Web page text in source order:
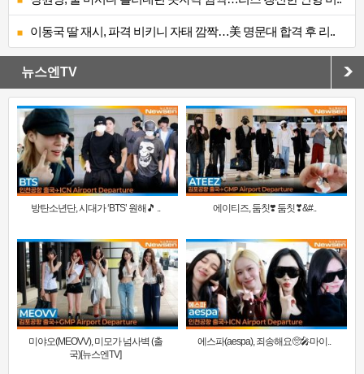
이동국 딸 재시, 파격 비키니 자태 깜짝…美 명문대 합격 후 리..
뉴스엔TV
방탄소년단, 시대가 ‘BTS’ 원해🎵 .. 에이티즈, 둠칫❣️ 둠칫❣&#..
미야오(MEOVV), 미모가 넘사벽 (출
국)[뉴스엔TV]
에스파(aespa), 죄송해요🥺🎤마이..